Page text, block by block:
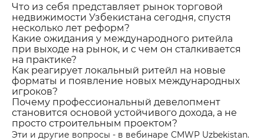
Что из себя представляет рынок торговой
недвижимости Узбекистана сегодня, спустя
несколько лет реформ?
Какие ожидания у международного ритейла
при выходе на рынок, и с чем он сталкивается
на практике?
Как реагирует локальный ритейл на новые
форматы и появление новых международных
игроков?
Почему профессиональный девелопмент
становится основой устойчивого дохода, а не
просто строительным проектом?
Эти и другие вопросы - в вебинаре CMWP Uzbekistan.